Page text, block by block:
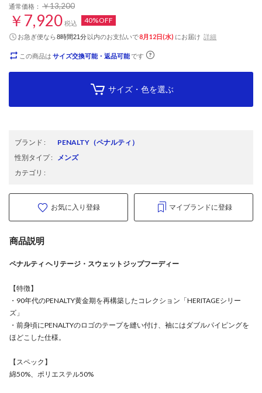
通常価格： ￥13,200
￥7,920 税込 40%OFF
お急ぎ便なら8時間21分以内のお支払いで8月12日(水) にお届け 詳細
この商品は サイズ交換可能・返品可能です
サイズ・色を選ぶ
ブランド : PENALTY （ペナルティ）
性別タイプ:
メンズ
カテゴリ :
お気に入り登録 マイブランドに登録
商品説明
ペナルティ ヘリテージ・スウェットジップフーディー
【特徴】
・90年代のPENALTY黄金期を再構築したコレクション「HERITAGEシリー
ズ」
・前身頃にPENALTYのロゴのテープを縫い付け、袖にはダブルパイピングを
ほどこした仕様。
【スペック】
綿50%、ポリエステル50%